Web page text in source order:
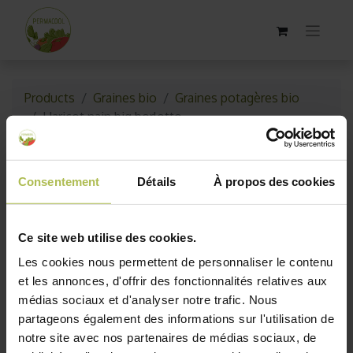
Consentement Détails À propos des cookies
Ce site web utilise des cookies.
Les cookies nous permettent de personnaliser le contenu
et les annonces, d'offrir des fonctionnalités relatives aux
médias sociaux et d'analyser notre trafic. Nous
partageons également des informations sur l'utilisation de
notre site avec nos partenaires de médias sociaux, de
Products Graines bio
Graines potagères bio
Haricot nain big borlotto
Épuisé